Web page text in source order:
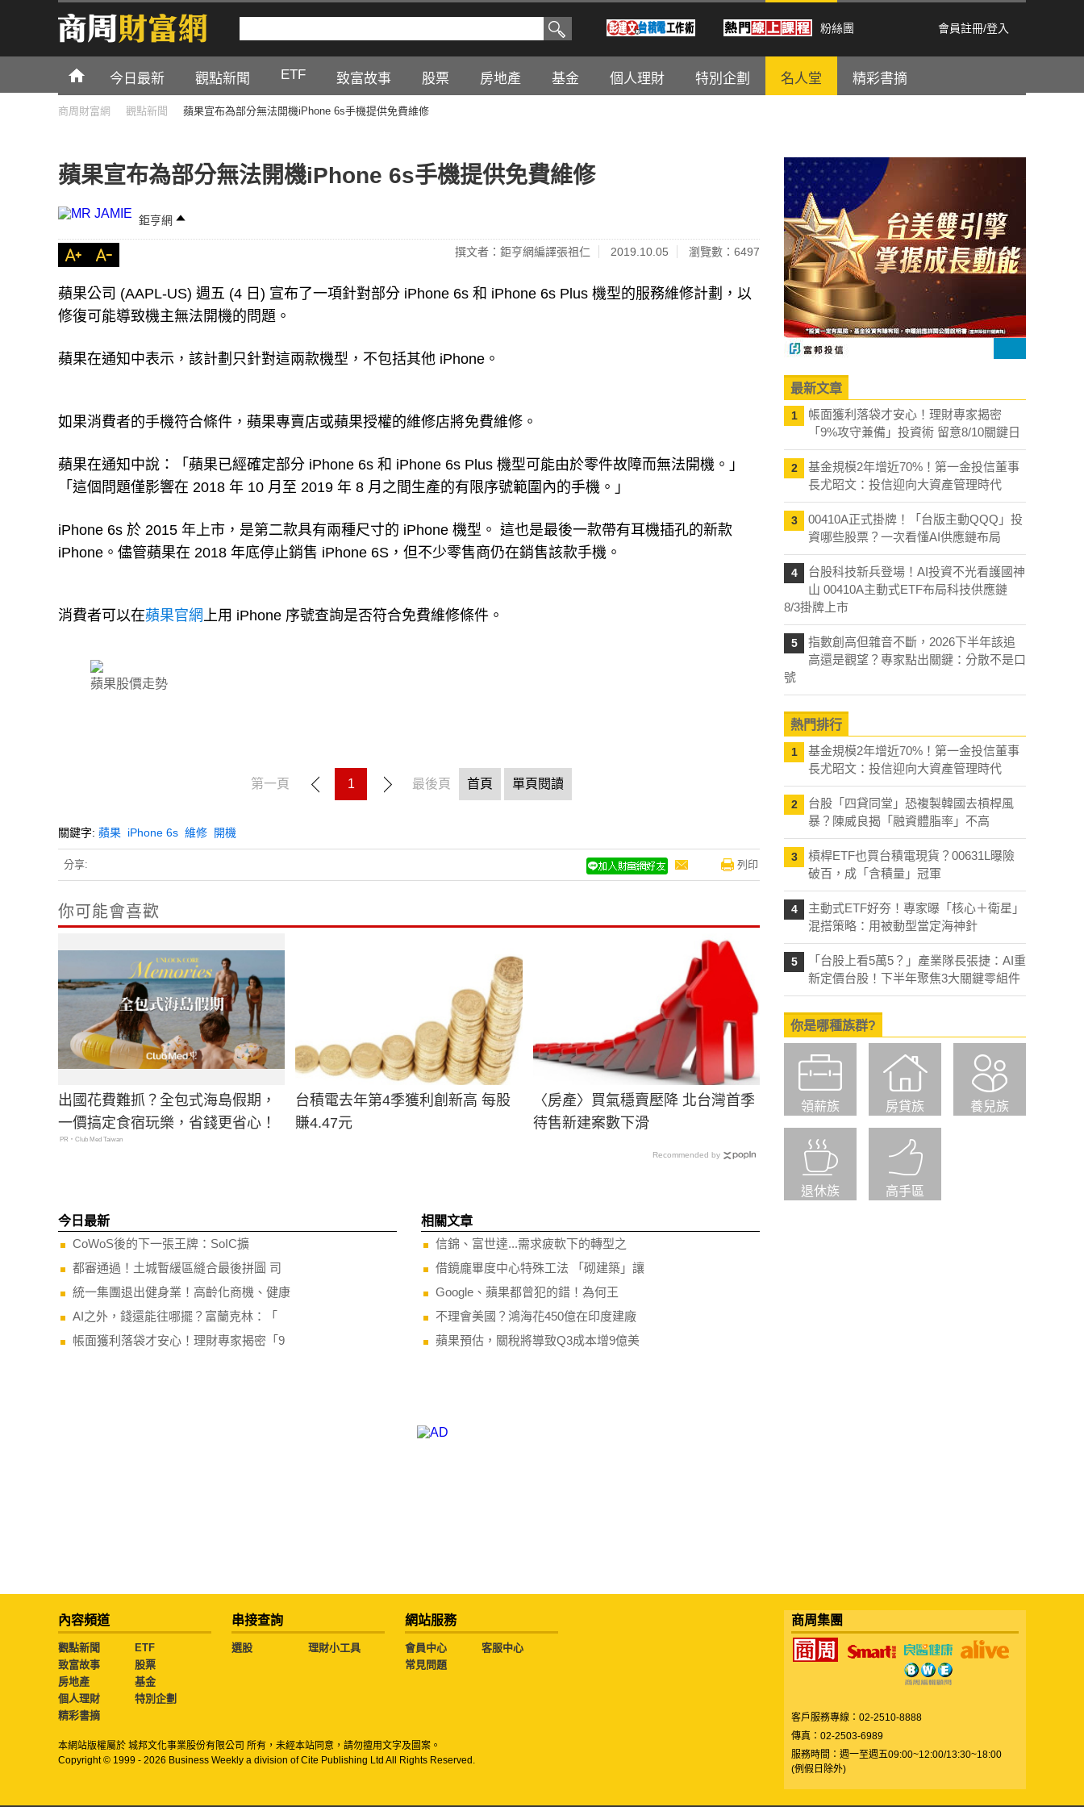
粉絲團 會員註冊/登入
今日最新 觀點新聞 ETF 致富故事 股票 房地產 基金 個人理財 特別企劃 名人堂 精彩書摘
商周財富網 觀點新聞 蘋果宣布為部分無法開機iPhone 6s手機提供免費維修
蘋果宣布為部分無法開機iPhone 6s手機提供免費維修
鉅亨網
撰文者：鉅亨網編譯張祖仁 2019.10.05 瀏覽數：6497
蘋果公司 (AAPL-US) 週五 (4 日) 宣布了一項針對部分 iPhone 6s 和 iPhone 6s Plus 機型的服務維修計劃，以
修復可能導致機主無法開機的問題。
蘋果在通知中表示，該計劃只針對這兩款機型，不包括其他 iPhone。
如果消費者的手機符合條件，蘋果專賣店或蘋果授權的維修店將免費維修。
蘋果在通知中說：「蘋果已經確定部分 iPhone 6s 和 iPhone 6s Plus 機型可能由於零件故障而無法開機。」
「這個問題僅影響在 2018 年 10 月至 2019 年 8 月之間生產的有限序號範圍內的手機。」
iPhone 6s 於 2015 年上市，是第二款具有兩種尺寸的 iPhone 機型。 這也是最後一款帶有耳機插孔的新款
iPhone。儘管蘋果在 2018 年底停止銷售 iPhone 6S，但不少零售商仍在銷售該款手機。
消費者可以在蘋果官網上用 iPhone 序號查詢是否符合免費維修條件。
蘋果股價走勢
第一頁 1 最後頁 首頁 單頁閱讀
關鍵字: 蘋果 iPhone 6s 維修 開機
分享: 列印
你可能會喜歡
出國花費難抓？全包式海島假期，
一價搞定食宿玩樂，省錢更省心！
PR・Club Med Taiwan
台積電去年第4季獲利創新高 每股
賺4.47元
〈房產〉買氣穩賣壓降 北台灣首季
待售新建案數下滑
Recommended by
今日最新
CoWoS後的下一張王牌：SoIC擴
都審通過！土城暫緩區縫合最後拼圖 司
統一集團退出健身業！高齡化商機、健康
AI之外，錢還能往哪擺？富蘭克林：「
帳面獲利落袋才安心！理財專家揭密「9
相關文章
信錦、富世達...需求疲軟下的轉型之
借鏡龐畢度中心特殊工法 「砌建築」讓
Google、蘋果都曾犯的錯！為何王
不理會美國？鴻海花450億在印度建廠
蘋果預估，關稅將導致Q3成本增9億美
最新文章
1
帳面獲利落袋才安心！理財專家揭密
「9%攻守兼備」投資術 留意8/10關鍵日
2
基金規模2年增近70%！第一金投信董事
長尤昭文：投信迎向大資產管理時代
3
00410A正式掛牌！「台版主動QQQ」投
資哪些股票？一次看懂AI供應鏈布局
4
台股科技新兵登場！AI投資不光看護國神
山 00410A主動式ETF布局科技供應鏈
8/3掛牌上市
5
指數創高但雜音不斷，2026下半年該追
高還是觀望？專家點出關鍵：分散不是口
號
熱門排行
1
基金規模2年增近70%！第一金投信董事
長尤昭文：投信迎向大資產管理時代
2
台股「四貸同堂」恐複製韓國去槓桿風
暴？陳威良揭「融資體脂率」不高
3
槓桿ETF也買台積電現貨？00631L曝險
破百，成「含積量」冠軍
4
主動式ETF好夯！專家曝「核心＋衛星」
混搭策略：用被動型當定海神針
5
「台股上看5萬5？」產業隊長張捷：AI重
新定價台股！下半年聚焦3大關鍵零組件
你是哪種族群?
領薪族 房貸族 養兒族
退休族 高手區
內容頻道
觀點新聞
ETF
致富故事
股票
房地產
基金
個人理財
特別企劃
精彩書摘
串接查詢
選股 理財小工具
網站服務
會員中心
客服中心
常見問題
本網站版權屬於 城邦文化事業股份有限公司 所有，未經本站同意，請勿擅用文字及圖案。
Copyright © 1999 - 2026 Business Weekly a division of Cite Publishing Ltd All Rights Reserved.
商周集團
客戶服務專線：02-2510-8888
傳真：02-2503-6989
服務時間：週一至週五09:00~12:00/13:30~18:00
(例假日除外)